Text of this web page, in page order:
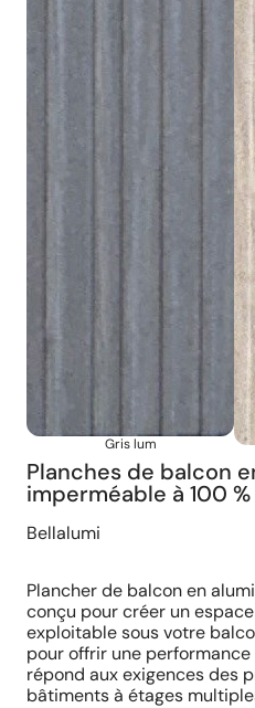
Gris lum
Planches de balcon
imperméable à 100 %
Bellalumi
Plancher de balcon en
conçu pour créer un
exploitable sous votre
pour offrir une
répond aux exigences des
bâtiments à étages